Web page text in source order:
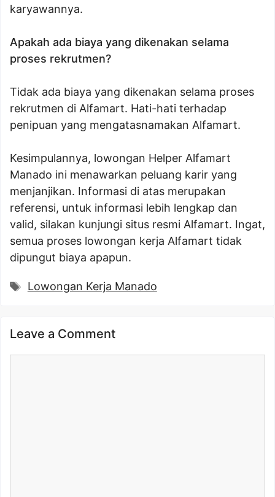
karyawannya.
Apakah ada biaya yang dikenakan selama
proses rekrutmen?
Tidak ada biaya yang dikenakan selama proses
rekrutmen di Alfamart. Hati-hati terhadap
penipuan yang mengatasnamakan Alfamart.
Kesimpulannya, lowongan Helper Alfamart
Manado ini menawarkan peluang karir yang
menjanjikan. Informasi di atas merupakan
referensi, untuk informasi lebih lengkap dan
valid, silakan kunjungi situs resmi Alfamart. Ingat,
semua proses lowongan kerja Alfamart tidak
dipungut biaya apapun.
Tags
Lowongan Kerja Manado
Leave a Comment